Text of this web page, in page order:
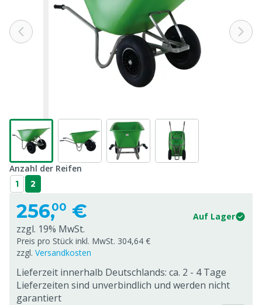
Anzahl der Reifen
1 2
256,00 € Auf Lager
zzgl. 19% MwSt.
Preis pro Stück inkl. MwSt. 304,64 €
zzgl. Versandkosten
Lieferzeit innerhalb Deutschlands: ca. 2 - 4 Tage
Lieferzeiten sind unverbindlich und werden nicht
garantiert